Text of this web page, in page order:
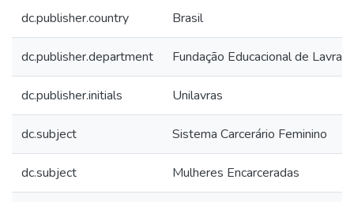
dc.publisher.country Brasil
dc.publisher.department Fundação Educacional de Lavras
dc.publisher.initials Unilavras
dc.subject Sistema Carcerário Feminino
dc.subject Mulheres Encarceradas